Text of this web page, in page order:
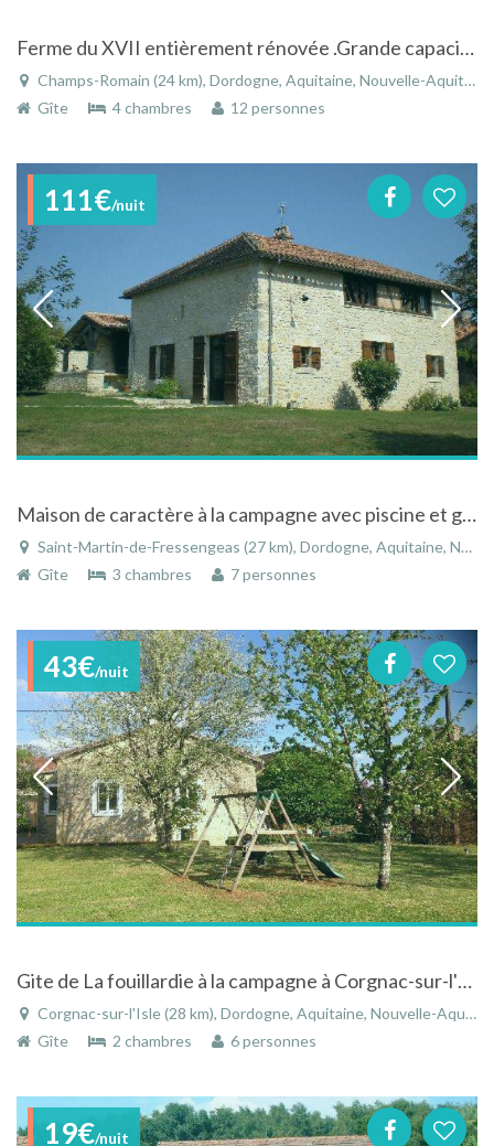
Ferme du XVII entièrement rénovée .Grande capacité.
Champs-Romain (24 km), Dordogne, Aquitaine, Nouvelle-Aquitaine, France
Gîte
4 chambres 12 personnes
111€/nuit
Maison de caractère à la campagne avec piscine et grand jardin à Saint-Martin-de-Fressengeas
Saint-Martin-de-Fressengeas (27 km), Dordogne, Aquitaine, Nouvelle-Aquitaine, France
Gîte
3 chambres 7 personnes
43€/nuit
Gite de La fouillardie à la campagne à Corgnac-sur-l'Isle en Aquitaine
Corgnac-sur-l'Isle (28 km), Dordogne, Aquitaine, Nouvelle-Aquitaine, France
Gîte
2 chambres 6 personnes
19€/nuit